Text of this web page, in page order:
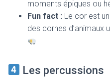
moments épiques ou
Fun fact : Le cor est
des cornes d’animaux
Les percussions